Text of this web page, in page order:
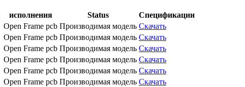
исполнения Status
Спецификации
Open Frame pcb Производимая модель Скачать
Open Frame pcb Производимая модель Скачать
Open Frame pcb Производимая модель Скачать
Open Frame pcb Производимая модель Скачать
Open Frame pcb Производимая модель Скачать
Open Frame pcb Производимая модель Скачать